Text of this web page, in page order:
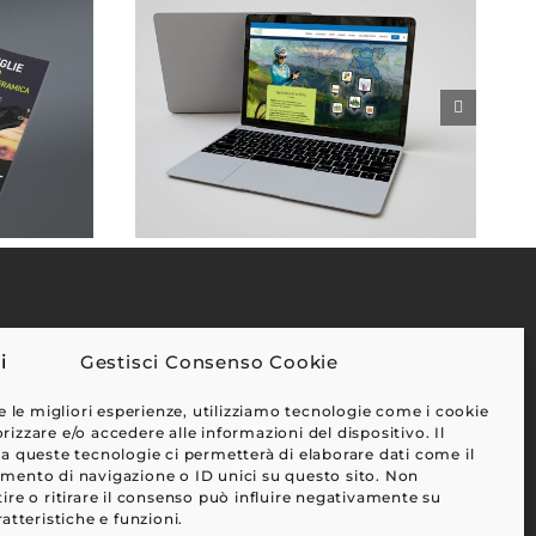
Gestisci Consenso Cookie
le migliori esperienze, utilizziamo tecnologie come i cookie
e/o accedere alle informazioni del dispositivo. Il
queste tecnologie ci permetterà di elaborare dati come il
di navigazione o ID unici su questo sito. Non
o ritirare il consenso può influire negativamente su
e funzioni.
CLIENTI
BLOG
CONTATTI